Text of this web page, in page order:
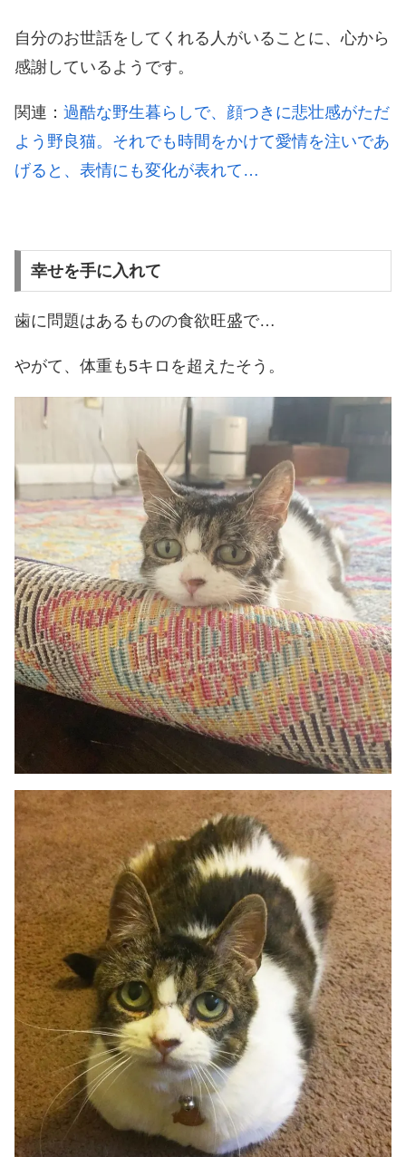
自分のお世話をしてくれる人がいることに、心から
感謝しているようです。
関連： 過酷な野生暮らしで、顔つきに悲壮感がただ
よう野良猫。それでも時間をかけて愛情を注いであ
げると、表情にも変化が表れて…
幸せを手に入れて
歯に問題はあるものの食欲旺盛で…
やがて、体重も5キロを超えたそう。